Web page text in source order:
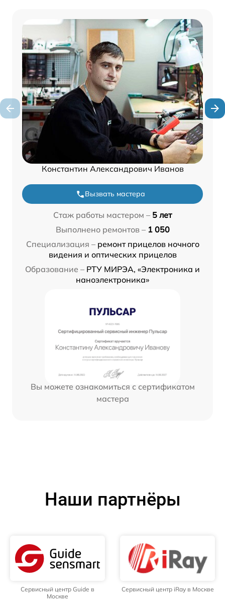
Константин Александрович Иванов
Вызвать мастера
Стаж работы мастером – 5 лет
Выполнено ремонтов – 1 050
Специализация – ремонт прицелов ночного
видения и оптических прицелов
Образование – РТУ МИРЭА, «Электроника и
наноэлектроника»
Вы можете ознакомиться с сертификатом
мастера
Наши партнёры
Сервисный центр Guide в
Москве
Сервисный центр iRay в Москве